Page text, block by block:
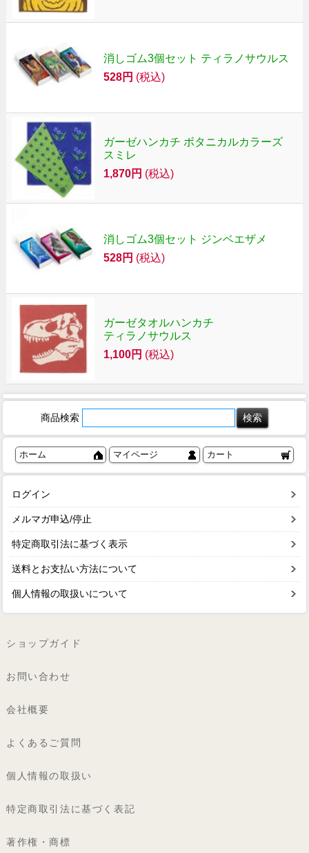
消しゴム3個セット ティラノサウルス
528円 (税込)
ガーゼハンカチ ボタニカルカラーズ
スミレ
1,870円 (税込)
消しゴム3個セット ジンベエザメ
528円 (税込)
ガーゼタオルハンカチ
ティラノサウルス
1,100円 (税込)
商品検索
ホーム マイページ カート
ログイン
メルマガ申込/停止
特定商取引法に基づく表示
送料とお支払い方法について
個人情報の取扱いについて
ショップガイド
お問い合わせ
会社概要
よくあるご質問
個人情報の取扱い
特定商取引法に基づく表記
著作権・商標